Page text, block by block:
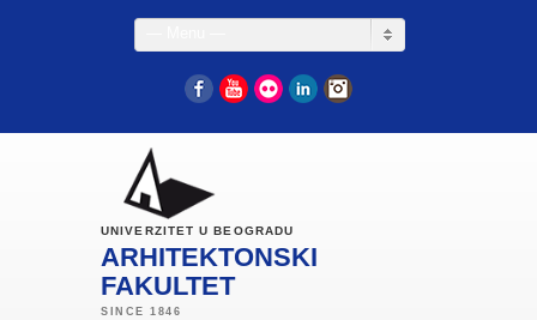
FacebookYouTube
Flickr LinkedIn
UNIVERZITET U BEOGRADU
ARHITEKTONSKI
FAKULTET